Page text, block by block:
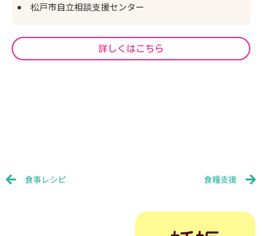
松戸市自立相談支援センター
詳しくはこちら
Prev
食事レシピ 食糧支援